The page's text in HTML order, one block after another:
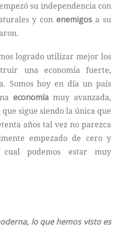
su independencia con
y con enemigosa su
logrado utilizar mejor los
una economía fuerte,
Somos hoy en día un país
economía muy avanzada,
sigue siendo la única que
años tal vez no parezca
empezado de cero y
podemos estar muy
lo que hemos visto es